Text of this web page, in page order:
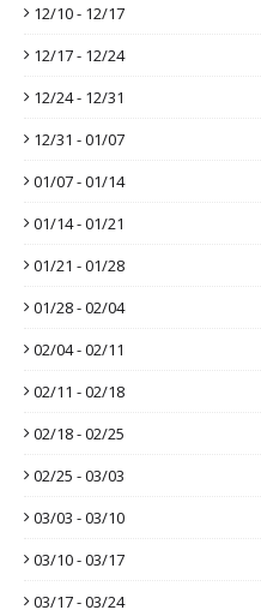
12/10 - 12/17
12/17 - 12/24
12/24 - 12/31
12/31 - 01/07
01/07 - 01/14
01/14 - 01/21
01/21 - 01/28
01/28 - 02/04
02/04 - 02/11
02/11 - 02/18
02/18 - 02/25
02/25 - 03/03
03/03 - 03/10
03/10 - 03/17
03/17 - 03/24